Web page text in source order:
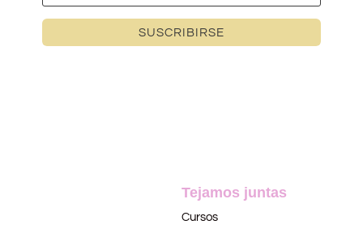
SUSCRIBIRSE
Tejamos juntas
Cursos